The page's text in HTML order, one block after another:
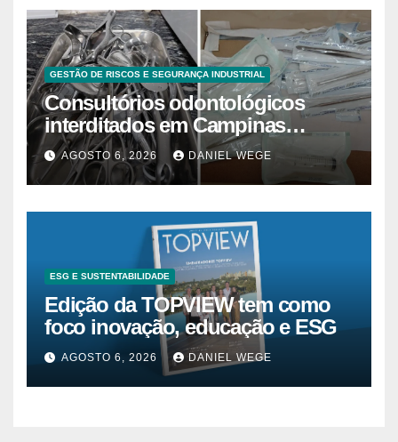
GESTÃO DE RISCOS E SEGURANÇA INDUSTRIAL
Consultórios odontológicos
interditados em Campinas
superam 2025
AGOSTO 6, 2026 DANIEL WEGE
ESG E SUSTENTABILIDADE
Edição da TOPVIEW tem como
foco inovação, educação e ESG
AGOSTO 6, 2026 DANIEL WEGE